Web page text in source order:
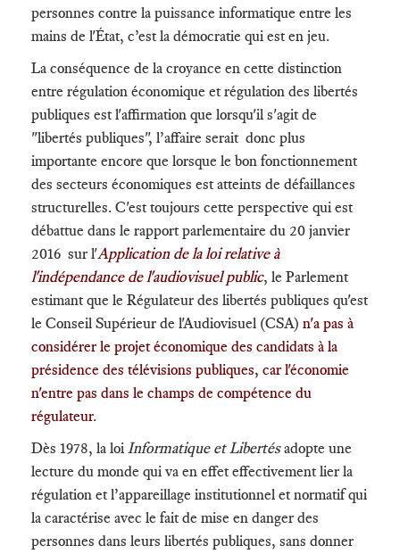
personnes contre la puissance informatique entre les
mains de l'État, c’est la démocratie qui est en jeu.
La conséquence de la croyance en cette distinction
entre régulation économique et régulation des libertés
publiques est l'affirmation que lorsqu'il s'agit de
"libertés publiques", l’affaire serait donc plus
importante encore que lorsque le bon fonctionnement
des secteurs économiques est atteints de défaillances
structurelles. C'est toujours cette perspective qui est
débattue dans le rapport parlementaire du 20 janvier
2016 sur l'Application de la loi relative à
l'indépendance de l'audiovisuel public, le Parlement
estimant que le Régulateur des libertés publiques qu'est
le Conseil Supérieur de l'Audiovisuel (CSA) n'a pas à
considérer le projet économique des candidats à la
présidence des télévisions publiques, car l'économie
n'entre pas dans le champs de compétence du
régulateur.
Dès 1978, la loi Informatique et Libertésadopte une
lecture du monde qui va en effet effectivement lier la
régulation et l’appareillage institutionnel et normatif qui
la caractérise avec le fait de mise en danger des
personnes dans leurs libertés publiques, sans donner